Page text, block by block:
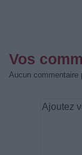
Vos
Aucun commentaire